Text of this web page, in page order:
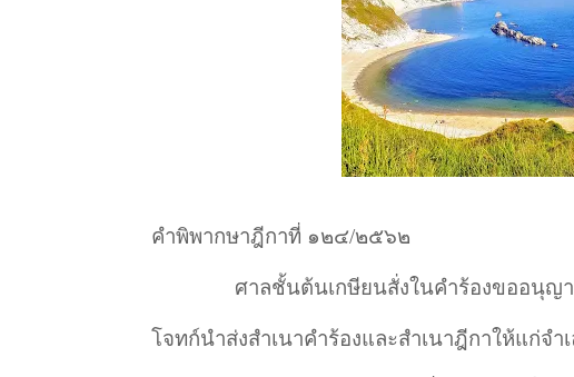
คำพิพากษาฎีกาที่ ๑๒๔/๒๕๖๒
ศาลชั้นต้นเกษียนสั่งในคำร้องขออนุญ
โจทก์นำส่งสำเนาคำร้องและสำเนาฎีกาให้แก่จ